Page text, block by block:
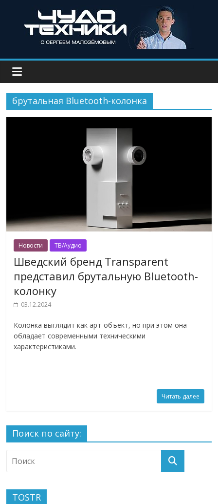
брутальная Bluetooth-колонка
Новости ТВ/Аудио
Шведский бренд Transparent
представил брутальную Bluetooth-
колонку
03.12.2024
Колонка выглядит как арт-объект, но при этом она
обладает современными техническими
характеристиками.
Читать далее
Поиск по сайту:
TOSTR